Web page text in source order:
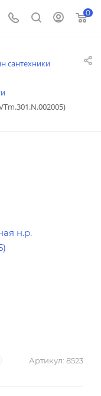
0
сантехники
Артикул: 8523